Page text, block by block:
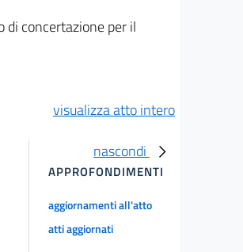
di concertazione per il
visualizza atto intero
nascondi
APPROFONDIMENTI
aggiornamenti all'atto
atti aggiornati